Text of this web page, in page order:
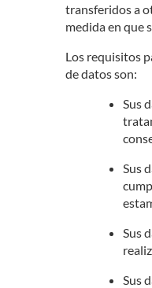
transferidos a
medida en que
Los requisitos
de datos son:
Sus
Sus
Sus
Sus